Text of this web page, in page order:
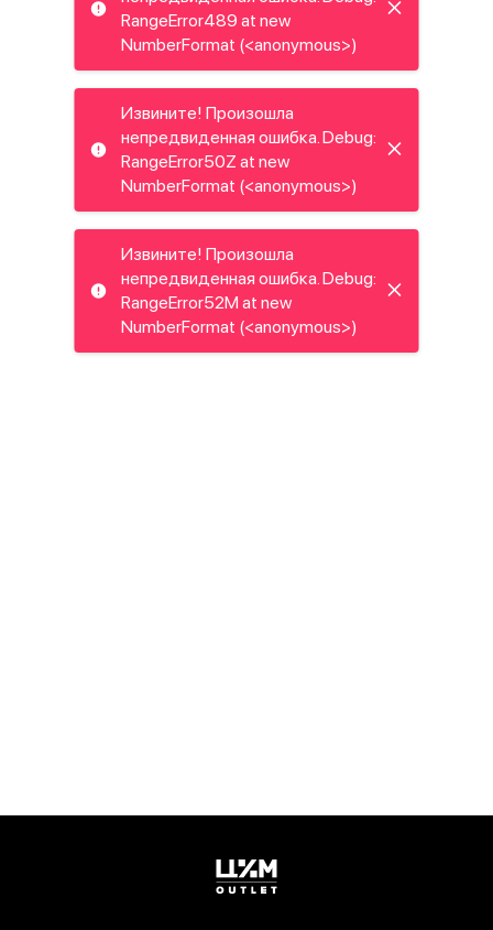
RangeError489 at new
NumberFormat (<anonymous>)
Извините! Произошла
непредвиденная ошибка. Debug:
RangeError50Z at new
NumberFormat (<anonymous>)
Извините! Произошла
непредвиденная ошибка. Debug:
RangeError52M at new
NumberFormat (<anonymous>)